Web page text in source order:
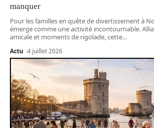
manquer
Pour les familles en quête de divertissement à
émerge comme une activité incontournable.
amicale et moments de rigolade, cette…
Actu 4 juillet 2026